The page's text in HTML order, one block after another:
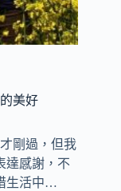
美好
剛過，但我
達感謝，不
生活中…